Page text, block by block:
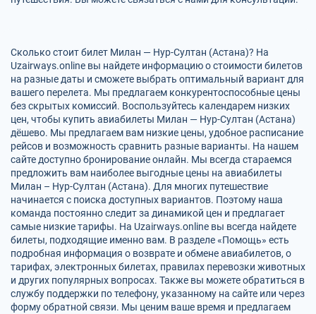
Сколько стоит билет Милан — Нур-Султан (Астана)? На
Uzairways.online вы найдете информацию о стоимости билетов
на разные даты и сможете выбрать оптимальный вариант для
вашего перелета. Мы предлагаем конкурентоспособные цены
без скрытых комиссий. Воспользуйтесь календарем низких
цен, чтобы купить авиабилеты Милан — Нур-Султан (Астана)
дёшево. Мы предлагаем вам низкие цены, удобное расписание
рейсов и возможность сравнить разные варианты. На нашем
сайте доступно бронирование онлайн. Мы всегда стараемся
предложить вам наиболее выгодные цены на авиабилеты
Милан – Нур-Султан (Астана). Для многих путешествие
начинается с поиска доступных вариантов. Поэтому наша
команда постоянно следит за динамикой цен и предлагает
самые низкие тарифы. На Uzairways.online вы всегда найдете
билеты, подходящие именно вам. В разделе «Помощь» есть
подробная информация о возврате и обмене авиабилетов, о
тарифах, электронных билетах, правилах перевозки животных
и других популярных вопросах. Также вы можете обратиться в
службу поддержки по телефону, указанному на сайте или через
форму обратной связи. Мы ценим ваше время и предлагаем